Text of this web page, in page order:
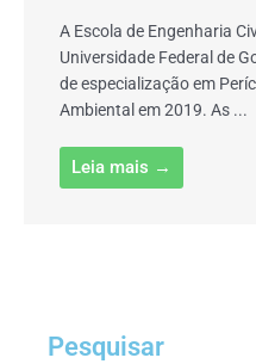
A Escola de Engenharia
Universidade Federal de
de especialização em
Ambiental em 2019. As ...
Leia mais →
Pesquisar